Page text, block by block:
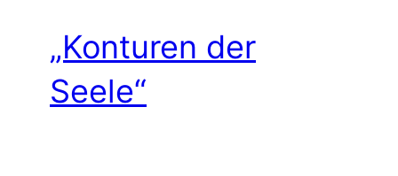
„Konturen der
Seele“